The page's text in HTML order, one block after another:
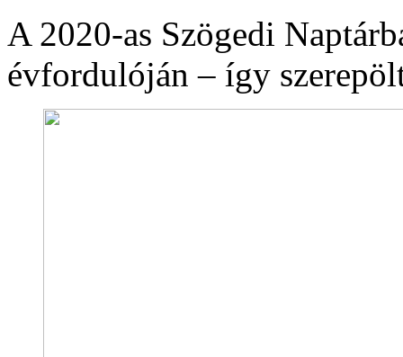
A 2020-as Szögedi
évfordulóján – így